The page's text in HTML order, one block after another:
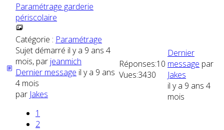
Paramétrage garderie
périscolaire
Catégorie : Paramétrage
Sujet démarré il y a 9 ans 4
mois, par jeanmich
Dernier message il y a 9 ans
4 mois
par Jakes
1
2
Réponses:10
Vues:3430
Dernier
message par
Jakes
il y a 9 ans 4
mois